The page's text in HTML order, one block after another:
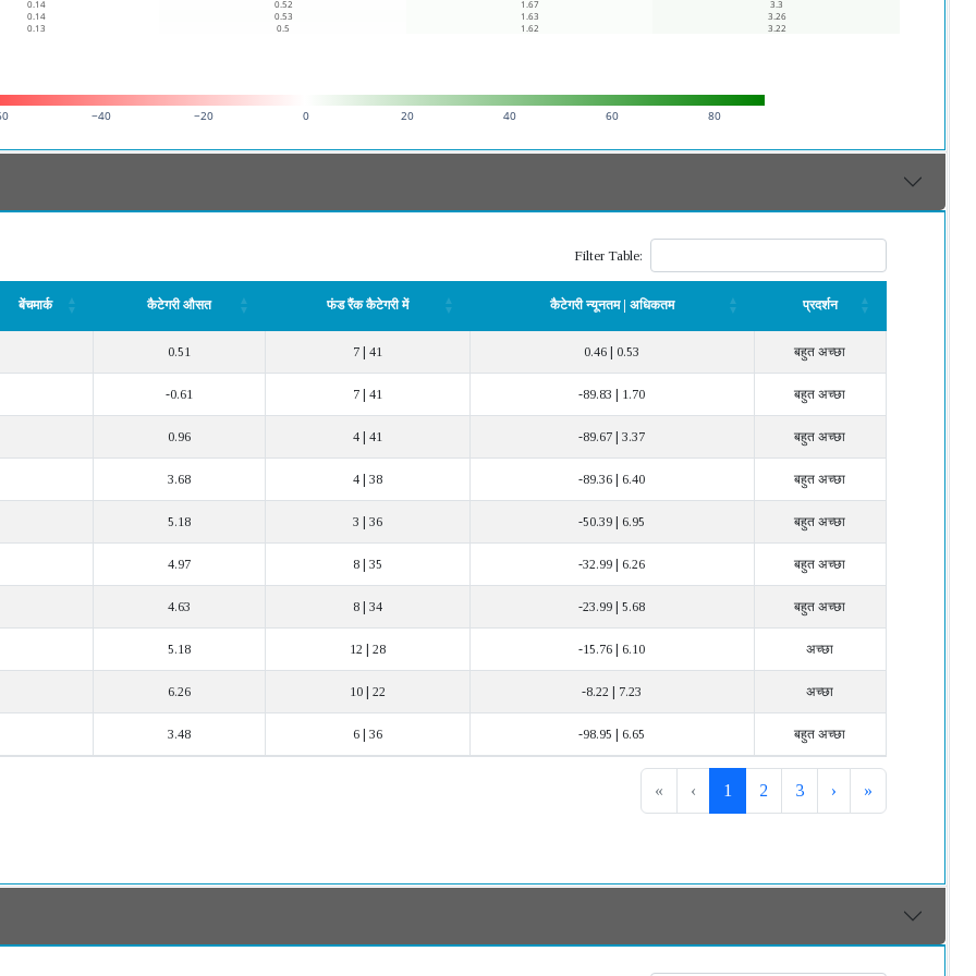
0.14 0.52 1.67
3.3
0.14 0.53 1.63
3.26
0.13 0.5 1.62 3.22
−40 −20 0 20 40 60 80
Filter Table:
बेंचमार्क कैटेगरी औसत फंड रैंक कैटेगरी में कैटेगरी न्यूनतम | अधिकतम प्रदर्शन
0.51 7 | 41 0.46 | 0.53 बहुत अच्छा
-0.61 7 | 41 -89.83 | 1.70 बहुत अच्छा
0.96 4 | 41 -89.67 | 3.37 बहुत अच्छा
3.68 4 | 38 -89.36 | 6.40 बहुत अच्छा
5.18 3 | 36 -50.39 | 6.95 बहुत अच्छा
4.97 8 | 35 -32.99 | 6.26 बहुत अच्छा
4.63 8 | 34 -23.99 | 5.68 बहुत अच्छा
5.18 12 | 28 -15.76 | 6.10 अच्छा
6.26 10 | 22 -8.22 | 7.23 अच्छा
3.48 6 | 36 -98.95 | 6.65 बहुत अच्छा
« ‹ 1 2 3 › »